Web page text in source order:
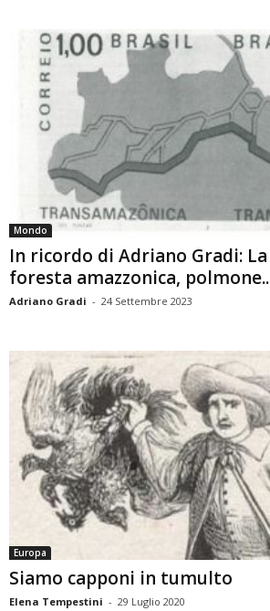
Mondo
In ricordo di Adriano Gradi:
foresta amazzonica,
Adriano Gradi - 24 Settembre 2023
Europa
Siamo capponi in tumulto
Elena Tempestini - 29 Luglio 2020